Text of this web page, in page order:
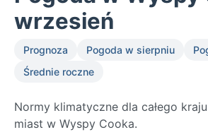
wrzesień
Prognoza Pogoda w sierpniu
Średnie roczne
Normy klimatyczne dla całego
miast w Wyspy Cooka.